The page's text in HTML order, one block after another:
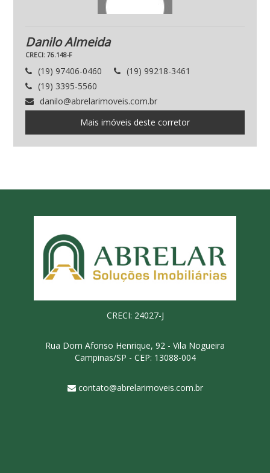
Danilo Almeida
CRECI: 76.148-F
(19) 97406-0460
(19) 99218-3461
(19) 3395-5560
danilo@abrelarimoveis.com.br
Mais imóveis deste corretor
CRECI: 24027-J
Rua Dom Afonso Henrique, 92 - Vila Nogueira
Campinas/SP - CEP: 13088-004
contato@abrelarimoveis.com.br